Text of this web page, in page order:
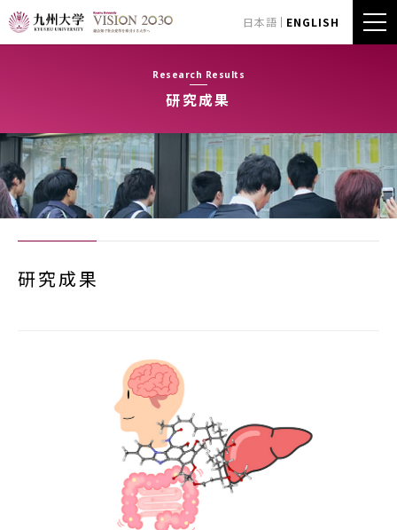
日本語 ENGLISH
Research Results
研究成果
研究成果